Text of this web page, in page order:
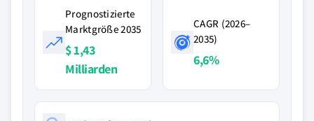
Prognostizierte
Marktgröße 2035
$ 1,43
Milliarden
CAGR (2026–
2035)
6,6%